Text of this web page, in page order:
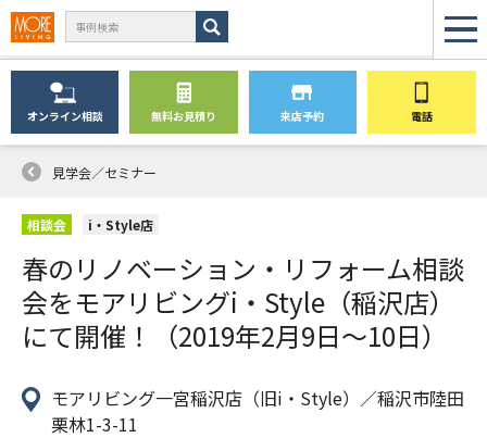
オンライン相談 無料お見積り 来店予約 電話
見学会／セミナー
相談会 i・Style店
春のリノベーション・リフォーム相談
会をモアリビングi・Style（稲沢店）
にて開催！（2019年2月9日〜10日）
モアリビング一宮稲沢店（旧i・Style）／稲沢市陸田
栗林1-3-11